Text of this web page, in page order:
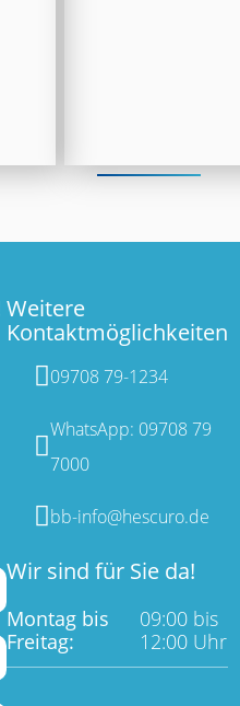
Weitere
Kontaktmöglichkeiten
09708 79-1234
WhatsApp: 09708 79
7000
bb-info@hescuro.de
Wir sind für Sie da!
Montag bis
Freitag:
09:00 bis
12:00 Uhr